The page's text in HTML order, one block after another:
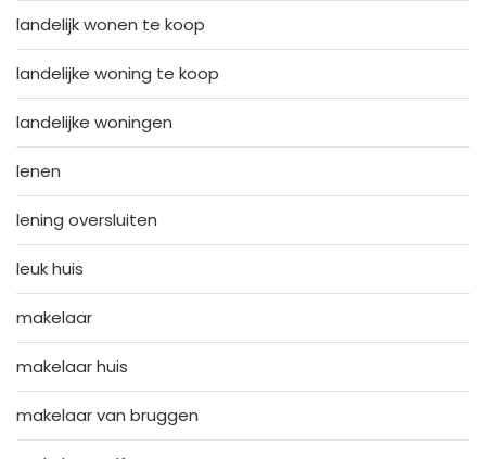
landelijk wonen te koop
landelijke woning te koop
landelijke woningen
lenen
lening oversluiten
leuk huis
makelaar
makelaar huis
makelaar van bruggen